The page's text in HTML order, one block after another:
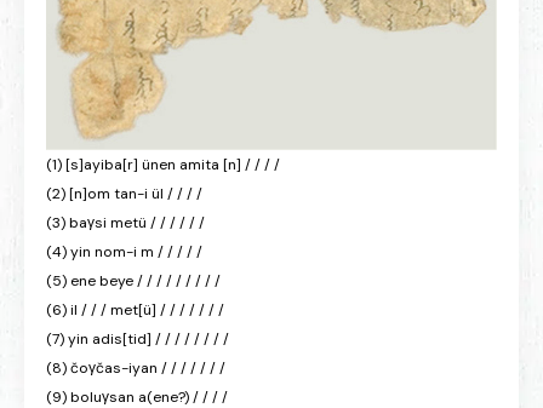
(1) [s]ayiba[r] ünen amita [n] / / / /
(2) [n]om tan-i ül / / / /
(3) baγsi metü / / / / / /
(4) yin nom-i m / / / / /
(5) ene beye / / / / / / / / /
(6) il / / / met[ü] / / / / / / /
(7) yin adis[tid] / / / / / / / /
(8) čoγčas-iyan / / / / / / /
(9) boluγsan a(ene?) / / / /